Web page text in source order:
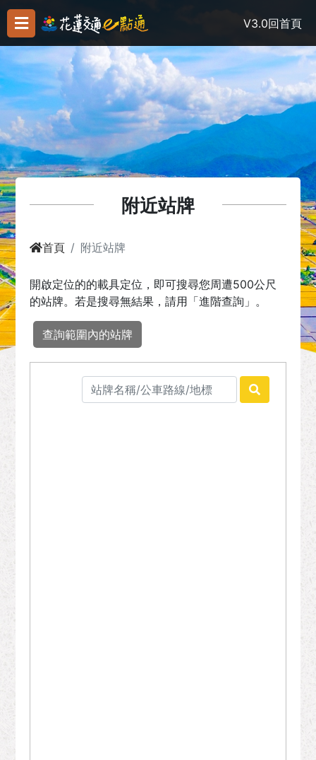
V3.0回首頁
附近站牌
首頁 附近站牌
開啟定位的的載具定位，即可搜尋您周遭500公尺
的站牌。若是搜尋無結果，請用「進階查詢」。
查詢範圍內的站牌